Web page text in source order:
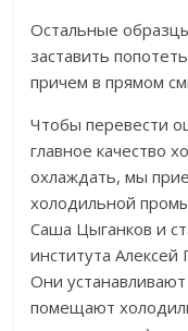
Остальные
заставить
причем в прямом
Чтобы перевести
главное качество
охлаждать, мы
холодильной
Саша Цыганков и
института
Они
помещают